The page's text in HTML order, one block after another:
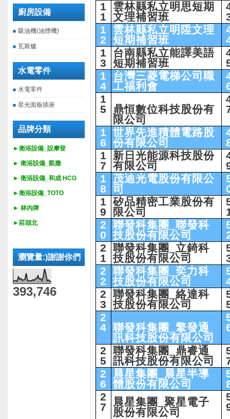
廚房設備
吸油機(油煙機)
瓦斯爐
水電零件
水電零件
星光面板插座
品牌分類
►衛浴設備_設摩登
► 衛浴設備_ 凱撒
► 衛浴設備_ 和成 HCG
►衛浴設備_ TOTO
► 林內牌
►莊頭北
瀏覽量:)謝謝你們
393,746
1
1
雲林縣私立明思短期
文理補習班
1
2
雲林縣私立明陞文理
短期補習班
1
3
台南縣私立能譯美語
短期補習班
1
4
台灣三菱電梯公司職
工福利會
1
5
鼎恒數位科技股份有
限公司
1
6
世界先進積體電路股
份有限公司
1
7
新日光能源科技股份
有限公司
1
8
茂迪光電股份有限公
司
1
9
矽品精密工業股份有
限公司
2
0
聯發科集團_聯發科
技股份有限公司
2
1
聯發科集團_立錡科
技股份有限公司
2
2
聯發科集團_奕力科
技股份有限公司
2
3
聯發科集團_絡達科
技股份有限公司
2
4 聯發科集團_擎發通
訊科技股份有限公司
2
5
聯發科集團_鼎睿通
訊科技股份有限公司
2
6
晨星集團_晨星半導
體股份有限公司
2
7
晨星集團_聚星電子
股份有限公司